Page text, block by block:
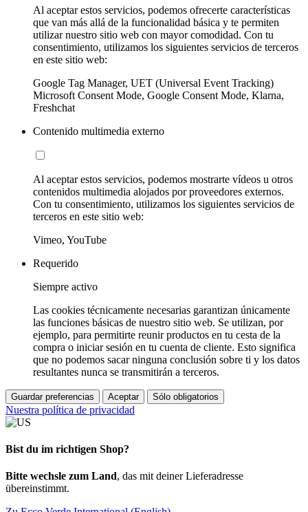
Al aceptar estos servicios, podemos ofrecerte características
que van más allá de la funcionalidad básica y te permiten
utilizar nuestro sitio web con mayor comodidad. Con tu
consentimiento, utilizamos los siguientes servicios de terceros
en este sitio web:
Google Tag Manager, UET (Universal Event Tracking)
Microsoft Consent Mode, Google Consent Mode, Klarna,
Freshchat
Contenido multimedia externo
Al aceptar estos servicios, podemos mostrarte vídeos u otros
contenidos multimedia alojados por proveedores externos.
Con tu consentimiento, utilizamos los siguientes servicios de
terceros en este sitio web:
Vimeo, YouTube
Requerido
Siempre activo
Las cookies técnicamente necesarias garantizan únicamente
las funciones básicas de nuestro sitio web. Se utilizan, por
ejemplo, para permitirte reunir productos en tu cesta de la
compra o iniciar sesión en tu cuenta de cliente. Esto significa
que no podemos sacar ninguna conclusión sobre ti y los datos
resultantes nunca se transmitirán a terceros.
Guardar preferencias Aceptar Sólo obligatorios
Nuestra política de privacidad
Bist du im richtigen Shop?
Bitte wechsle zum Land, das mit deiner Lieferadresse
übereinstimmt.